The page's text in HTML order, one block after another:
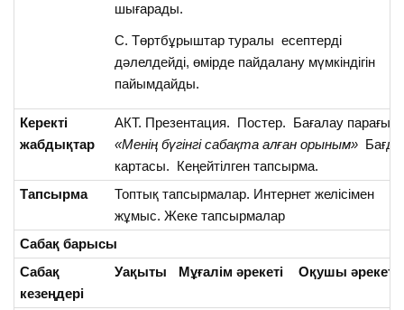
шығарады.
С. Төртбұрыштар туралы есептерді
дәлелдейді, өмірде пайдалану мүмкіндігін
пайымдайды.
Керекті
жабдықтар
АКТ. Презентация. Постер. Бағалау парағы.
«Менің бүгінгі сабақта алған орыным»
картасы. Кеңейтілген тапсырма.
Тапсырма
Топтық тапсырмалар. Интернет желісімен
жұмыс. Жеке тапсырмалар
Сабақ барысы
Сабақ
кезеңдері
Уақыты Мұғалім әрекеті Оқушы әрекеті